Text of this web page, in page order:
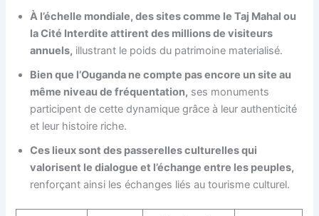
À l’échelle mondiale, des sites comme le Taj Mahal ou
la Cité Interdite attirent des millions de visiteurs
annuels, illustrant le poids du patrimoine materialisé.
Bien que l’Ouganda ne compte pas encore un site au
même niveau de fréquentation, ses monuments
participent de cette dynamique grâce à leur authenticité
et leur histoire riche.
Ces lieux sont des passerelles culturelles qui
valorisent le dialogue et l’échange entre les peuples,
renforçant ainsi les échanges liés au tourisme culturel.